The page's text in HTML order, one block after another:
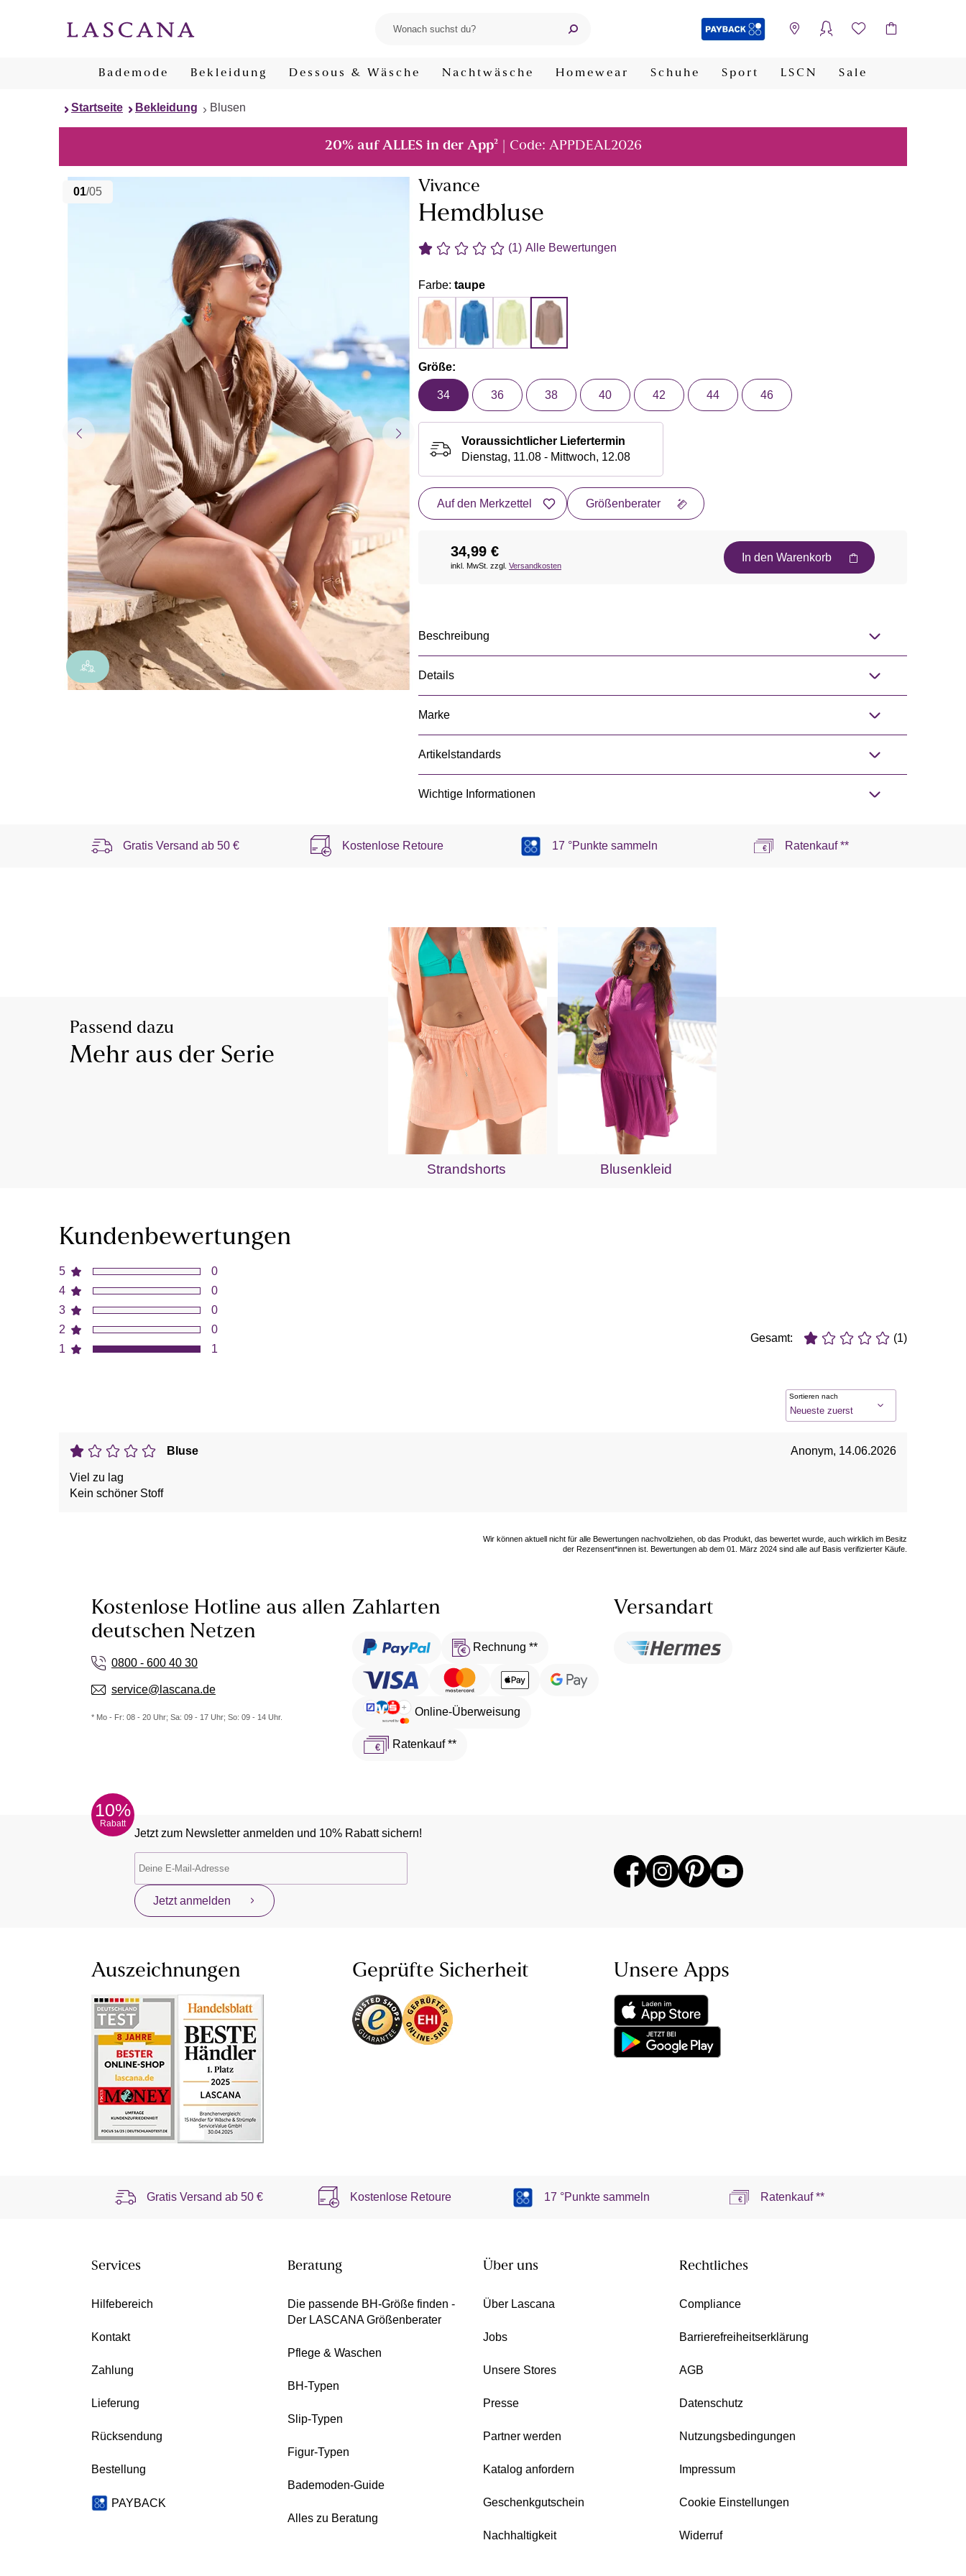
Bademode Bekleidung Dessous & Wäsche Nachtwäsche Homewear Schuhe Sport LSCN Sale
Startseite Bekleidung Blusen
20% auf ALLES in der App²| Code: APPDEAL2026
01/05 Vivance
Hemdbluse
(1) Alle Bewertungen
Farbe: taupe
Größe:
34 36 38 40 42 44 46
Voraussichtlicher Liefertermin
Dienstag, 11.08 - Mittwoch, 12.08
Auf den Merkzettel Größenberater
34,99 €
inkl. MwSt. zzgl. Versandkosten
In den Warenkorb
Beschreibung
Details
Marke
Artikelstandards
Wichtige Informationen
Gratis Versand ab 50 € Kostenlose Retoure 17 °Punkte sammeln Ratenkauf **
Passend dazu
Mehr aus der Serie
Strandshorts Blusenkleid
Kundenbewertungen
5
4
3
2
1
0
0
0
0
1
Gesamt: (1)
Sortieren nach
Bluse Anonym, 14.06.2026
Viel zu lag
Kein schöner Stoff
Wir können aktuell nicht für alle Bewertungen nachvollziehen, ob das Produkt, das bewertet wurde, auch wirklich im Besitz
der Rezensent*innen ist. Bewertungen ab dem 01. März 2024 sind alle auf Basis verifizierter Käufe.
Kostenlose Hotline aus allen
deutschen Netzen
0800 - 600 40 30
service@lascana.de
* Mo - Fr: 08 - 20 Uhr; Sa: 09 - 17 Uhr; So: 09 - 14 Uhr.
Zahlarten
Rechnung **
Online-Überweisung
Ratenkauf **
Versandart
10%
Rabatt
Jetzt zum Newsletter anmelden und 10% Rabatt sichern!
Jetzt anmelden
Auszeichnungen Geprüfte Sicherheit Unsere Apps
Gratis Versand ab50 € Kostenlose Retoure 17 °Punkte sammeln Ratenkauf **
Services
Hilfebereich
Kontakt
Zahlung
Lieferung
Rücksendung
Bestellung
PAYBACK
Beratung
Die passende BH-Größe finden -
Der LASCANA Größenberater
Pflege & Waschen
BH-Typen
Slip-Typen
Figur-Typen
Bademoden-Guide
Alles zu Beratung
Über uns
Über Lascana
Jobs
Unsere Stores
Presse
Partner werden
Katalog anfordern
Geschenkgutschein
Nachhaltigkeit
Rechtliches
Compliance
Barrierefreiheitserklärung
AGB
Datenschutz
Nutzungsbedingungen
Impressum
Cookie Einstellungen
Widerruf